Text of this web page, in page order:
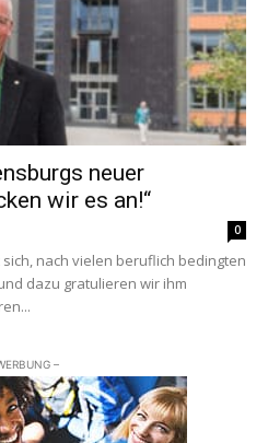
neuer
wir es an!“
0
nach vielen beruflich bedingten
dazu gratulieren wir ihm
–